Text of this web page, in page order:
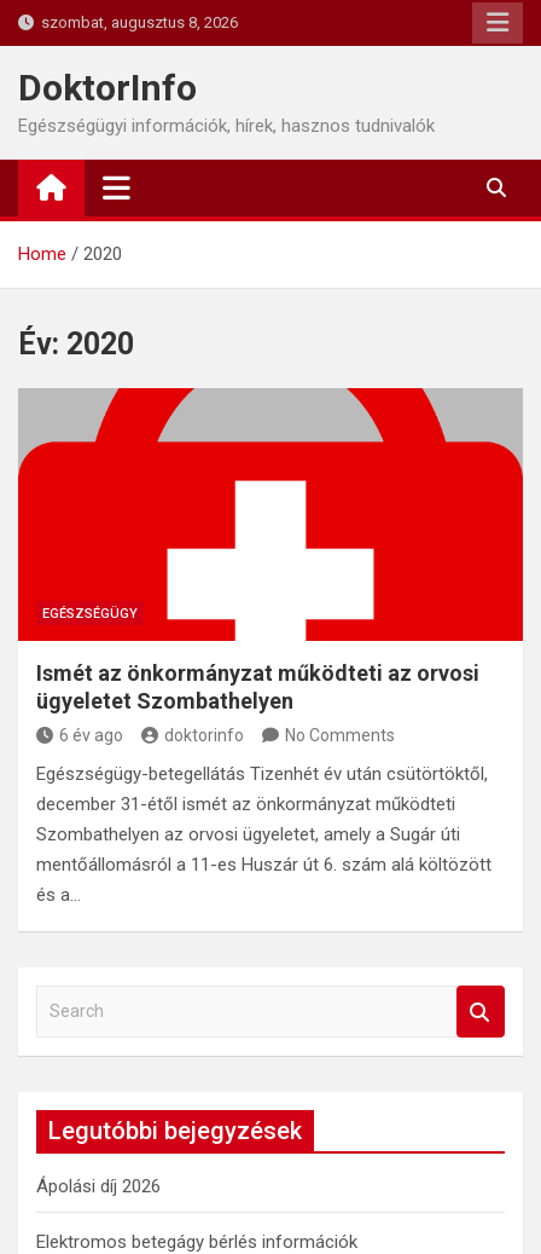
Skip
to
content
szombat, augusztus 8, 2026
DoktorInfo
Egészségügyi információk, hírek, hasznos tudnivalók
Home 2020
Év: 2020
EGÉSZSÉGÜGY
Ismét az önkormányzat működteti az orvosi
ügyeletet Szombathelyen
6 év ago doktorinfo No Comments
Egészségügy-betegellátás Tizenhét év után csütörtöktől,
december 31-étől ismét az önkormányzat működteti
Szombathelyen az orvosi ügyeletet, amely a Sugár úti
mentőállomásról a 11-es Huszár út 6. szám alá költözött
és a…
a
h
Legutóbbi bejegyzések
Ápolási díj 2026
Elektromos betegágy bérlés információk